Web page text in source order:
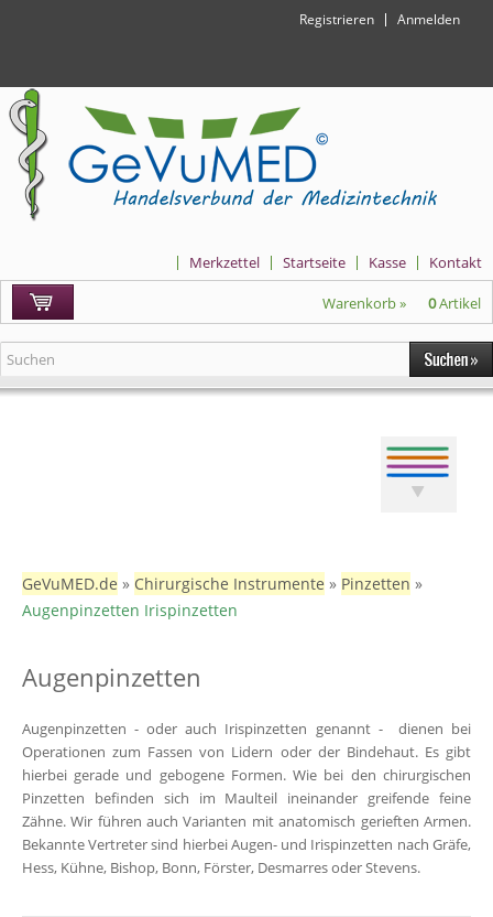
Registrieren Anmelden
Kontakt
Kasse
Startseite
Merkzettel
Warenkorb » 0Artikel
GeVuMED.de » Chirurgische Instrumente » Pinzetten »
Augenpinzetten Irispinzetten
Augenpinzetten
Augenpinzetten - oder auch Irispinzetten genannt - dienen bei
Operationen zum Fassen von Lidern oder der Bindehaut. Es gibt
hierbei gerade und gebogene Formen. Wie bei den chirurgischen
Pinzetten befinden sich im Maulteil ineinander greifende feine
Zähne. Wir führen auch Varianten mit anatomisch gerieften Armen.
Bekannte Vertreter sind hierbei Augen- und Irispinzetten nach Gräfe,
Hess, Kühne, Bishop, Bonn, Förster, Desmarres oder Stevens.